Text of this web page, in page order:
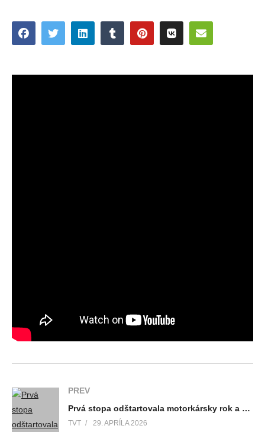
PREV
Prvá stopa odštartovala motorkársky rok a zároveň upozornila na význam prvej pomoci.
TVT 29. APRÍLA 2026